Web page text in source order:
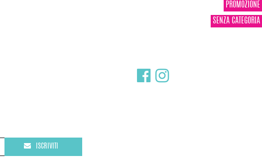
PROMOZIONE
SENZA CATEGORIA
ISCRIVITI